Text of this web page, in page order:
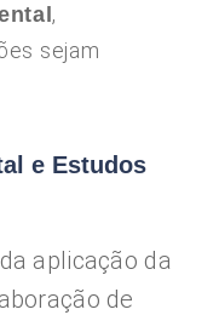
,
sejam
e Estudos
aplicação da
de